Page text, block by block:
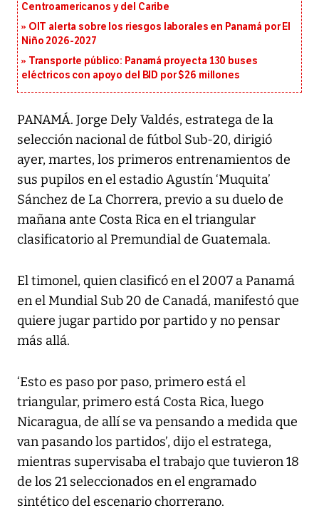
Centroamericanos y del Caribe
OIT alerta sobre los riesgos laborales en Panamá por El
Niño 2026-2027
Transporte público: Panamá proyecta 130 buses
eléctricos con apoyo del BID por $26 millones
PANAMÁ. Jorge Dely Valdés, estratega de la
selección nacional de fútbol Sub-20, dirigió
ayer, martes, los primeros entrenamientos de
sus pupilos en el estadio Agustín ‘Muquita’
Sánchez de La Chorrera, previo a su duelo de
mañana ante Costa Rica en el triangular
clasificatorio al Premundial de Guatemala.
El timonel, quien clasificó en el 2007 a Panamá
en el Mundial Sub 20 de Canadá, manifestó que
quiere jugar partido por partido y no pensar
más allá.
‘Esto es paso por paso, primero está el
triangular, primero está Costa Rica, luego
Nicaragua, de allí se va pensando a medida que
van pasando los partidos’, dijo el estratega,
mientras supervisaba el trabajo que tuvieron 18
de los 21 seleccionados en el engramado
sintético del escenario chorrerano.